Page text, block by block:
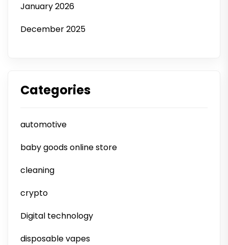
January 2026
December 2025
Categories
automotive
baby goods online store
cleaning
crypto
Digital technology
disposable vapes